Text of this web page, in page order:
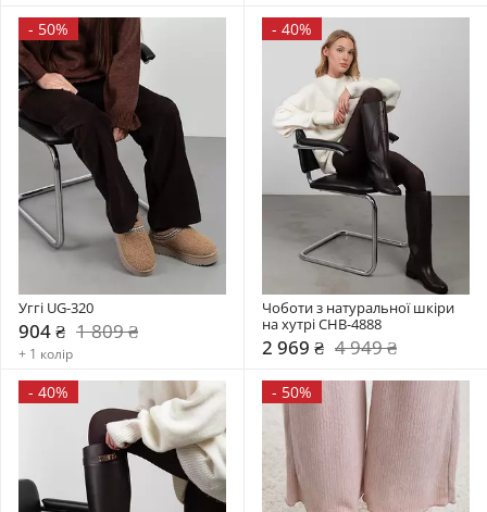
- 50%
Уггі UG-320
904 ₴ 1 809 ₴
+ 1 колір
- 40%
Чоботи з натуральної шкіри
на хутрі CHB-4888
2 969 ₴ 4 949 ₴
- 40% - 50%